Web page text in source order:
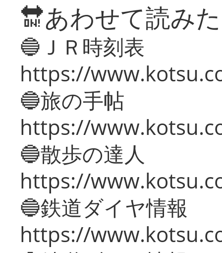
🔛あわせて読み
🔵ＪＲ時刻表
https://
🔵旅の手帖
https://
🔵散歩の達人
https://
🔵鉄道ダイヤ情報
https://